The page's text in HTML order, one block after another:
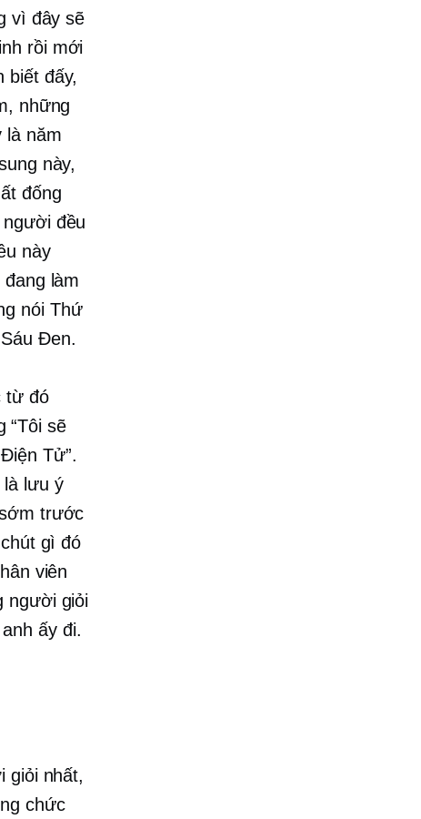
vì đây sẽ
rồi mới
biết đấy,
những
là năm
này,
đống
đều
này
làm
nói Thứ
Đen.
từ đó
“Tôi sẽ
Tử”.
là lưu ý
trước
gì đó
viên
người giỏi
ấy đi.
giỏi nhất,
chức